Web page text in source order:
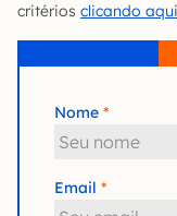
critérios clicando aqui
Nome
Email